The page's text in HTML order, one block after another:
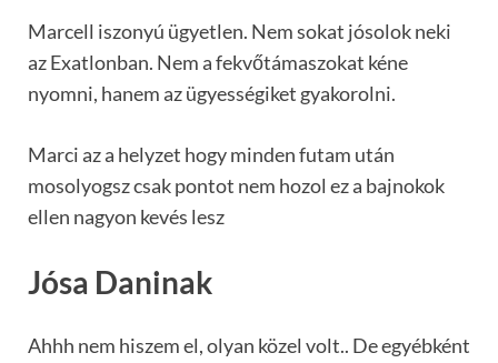
Marcell iszonyú ügyetlen. Nem sokat jósolok neki
az Exatlonban. Nem a fekvőtámaszokat kéne
nyomni, hanem az ügyességiket gyakorolni.
Marci az a helyzet hogy minden futam után
mosolyogsz csak pontot nem hozol ez a bajnokok
ellen nagyon kevés lesz
Jósa Daninak
Ahhh nem hiszem el, olyan közel volt.. De egyébként